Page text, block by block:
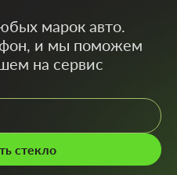
марок авто.
и мы поможем
на сервис
стекло